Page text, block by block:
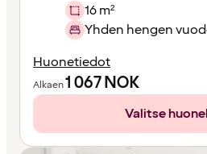
16 m²
Yhden hengen
Huonetiedot
Alkaen1 067NOK
Valitse